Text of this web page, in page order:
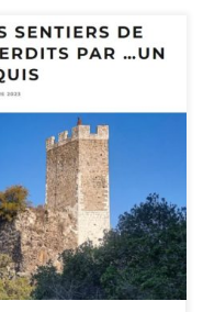
de Villeneuve-
naturels, mais il ne
marquis de Panisse-
2023 pour interdire